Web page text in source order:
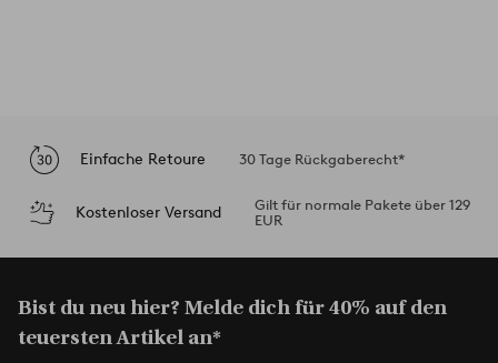
Einfache Retoure 30 Tage Rückgaberecht*
Kostenloser Versand
Gilt für normale Pakete über 129
EUR
Bist du neu hier? Melde dich für 40% auf den
teuersten Artikel an*